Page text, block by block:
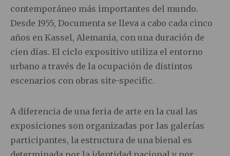
contemporáneo más importantes del mundo.
Desde 1955, Documenta se lleva a cabo cada cinco
años en Kassel, Alemania, con una duración de
cien días. El ciclo expositivo utiliza el entorno
urbano a través de la ocupación de distintos
escenarios con obras site-specific.
A diferencia de una feria de arte en la cual las
exposiciones son organizadas por las galerías
participantes, la estructura de una bienal es